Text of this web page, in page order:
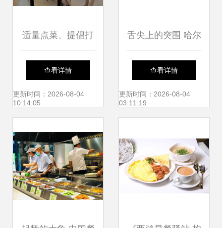
适量点菜、提倡打
包 开化餐饮“光盘
行动”进行时
查看详情
更新时间：2026-08-04
10:14:05
舌尖上的突围 哈尔
滨茁茁餐饮的管理
之道
查看详情
更新时间：2026-08-04
03:11:19